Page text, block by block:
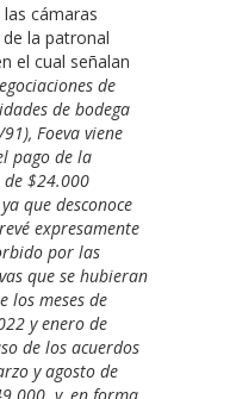
cámaras
la patronal
el cual señalan
de
de bodega
Foeva viene
pago de la
$24.000
que desconoce
expresamente
por las
que se hubieran
los meses de
y enero de
de los acuerdos
y agosto de